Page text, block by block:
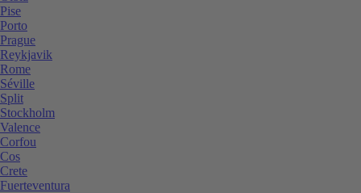
Pise
Porto
Prague
Reykjavik
Rome
Séville
Split
Stockholm
Valence
Corfou
Cos
Crete
Fuerteventura